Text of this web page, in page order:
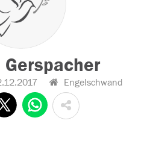
Gerspacher
Engelschwand